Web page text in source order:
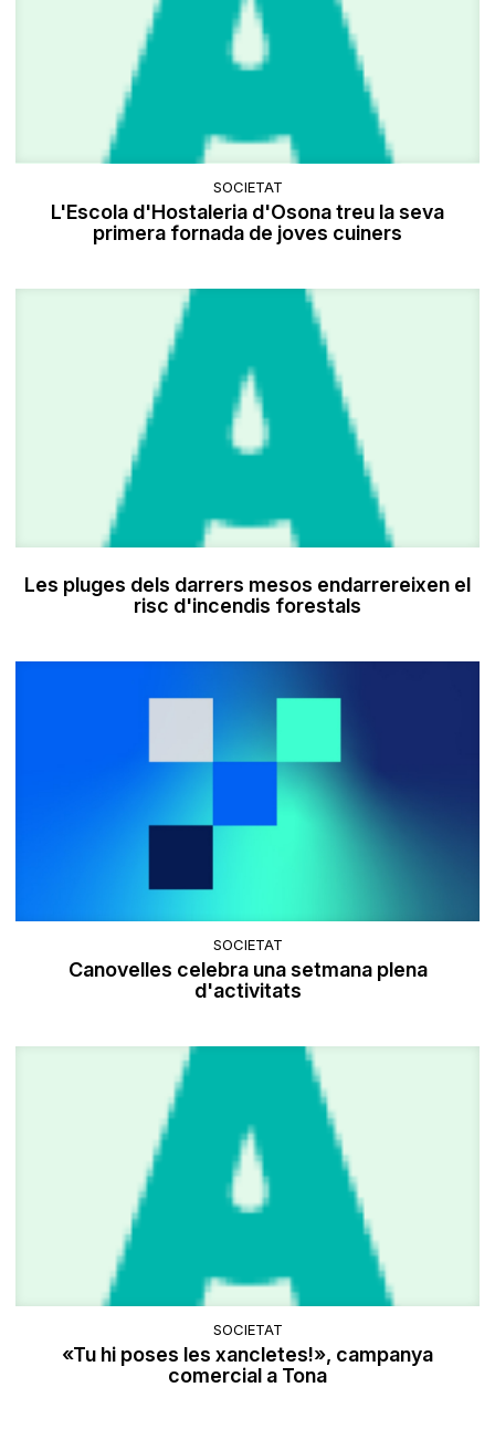
SOCIETAT
L'Escola d'Hostaleria d'Osona treu la seva
primera fornada de joves cuiners
Les pluges dels darrers mesos endarrereixen el
risc d'incendis forestals
SOCIETAT
Canovelles celebra una setmana plena
d'activitats
SOCIETAT
«Tu hi poses les xancletes!», campanya
comercial a Tona